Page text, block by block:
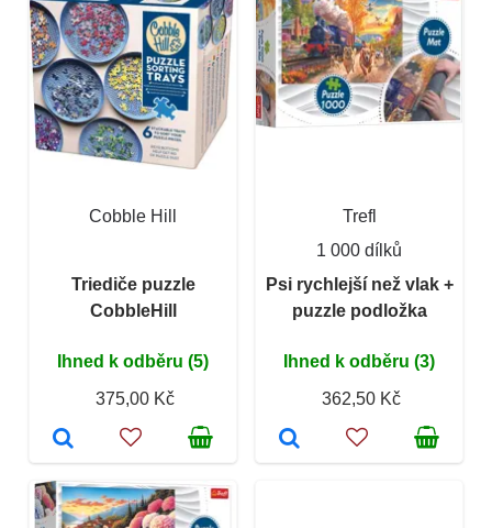
Cobble Hill
Triediče puzzle
CobbleHill
Ihned k odběru (5)
375,00 Kč
Trefl
1 000 dílků
Psi rychlejší než vlak +
puzzle podložka
Ihned k odběru (3)
362,50 Kč